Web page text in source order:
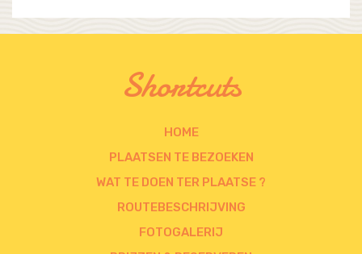
Shortcuts
HOME
PLAATSEN TE BEZOEKEN
WAT TE DOEN TER PLAATSE ?
ROUTEBESCHRIJVING
FOTOGALERIJ